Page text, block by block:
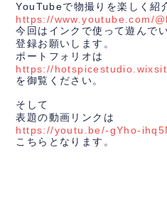
YouTubeで物撮りを楽しく紹
https://www.youtube.com/
今回はインクで使って遊んでい
登録お願いします。
ポートフォリオは
https://
を御覧ください。
そして
表題の動画リンクは
https://youtu.be/-gYho-
こちらとなります。